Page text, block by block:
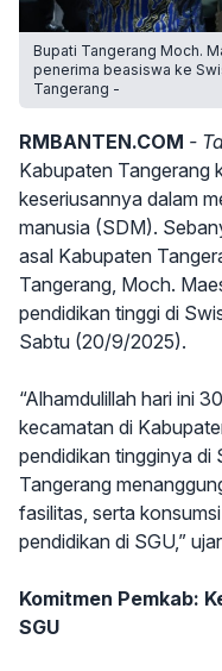
Bupati Tangerang Moch.
penerima beasiswa ke
Tangerang -
RMBANTEN.COM -
Kabupaten Tangerang
keseriusannya dalam
manusia (SDM).
asal Kabupaten
Tangerang, Moch.
pendidikan tinggi di
Sabtu (20/9/2025).
“Alhamdulillah hari ini
kecamatan di
pendidikan tingginya di
Tangerang
fasilitas, serta
pendidikan di SGU,”
Komitmen Pemkab:
SGU